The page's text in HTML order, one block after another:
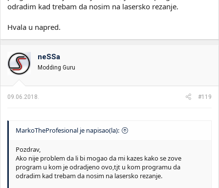
odradim kad trebam da nosim na lasersko rezanje.
Hvala u napred.
neSSa
Modding Guru
09.06.2018. #119
MarkoTheProfesional je napisao(la):
Pozdrav,
Ako nije problem da li bi mogao da mi kazes kako se zove
program u kom je odradjeno ovo,tjt u kom programu da
odradim kad trebam da nosim na lasersko rezanje.